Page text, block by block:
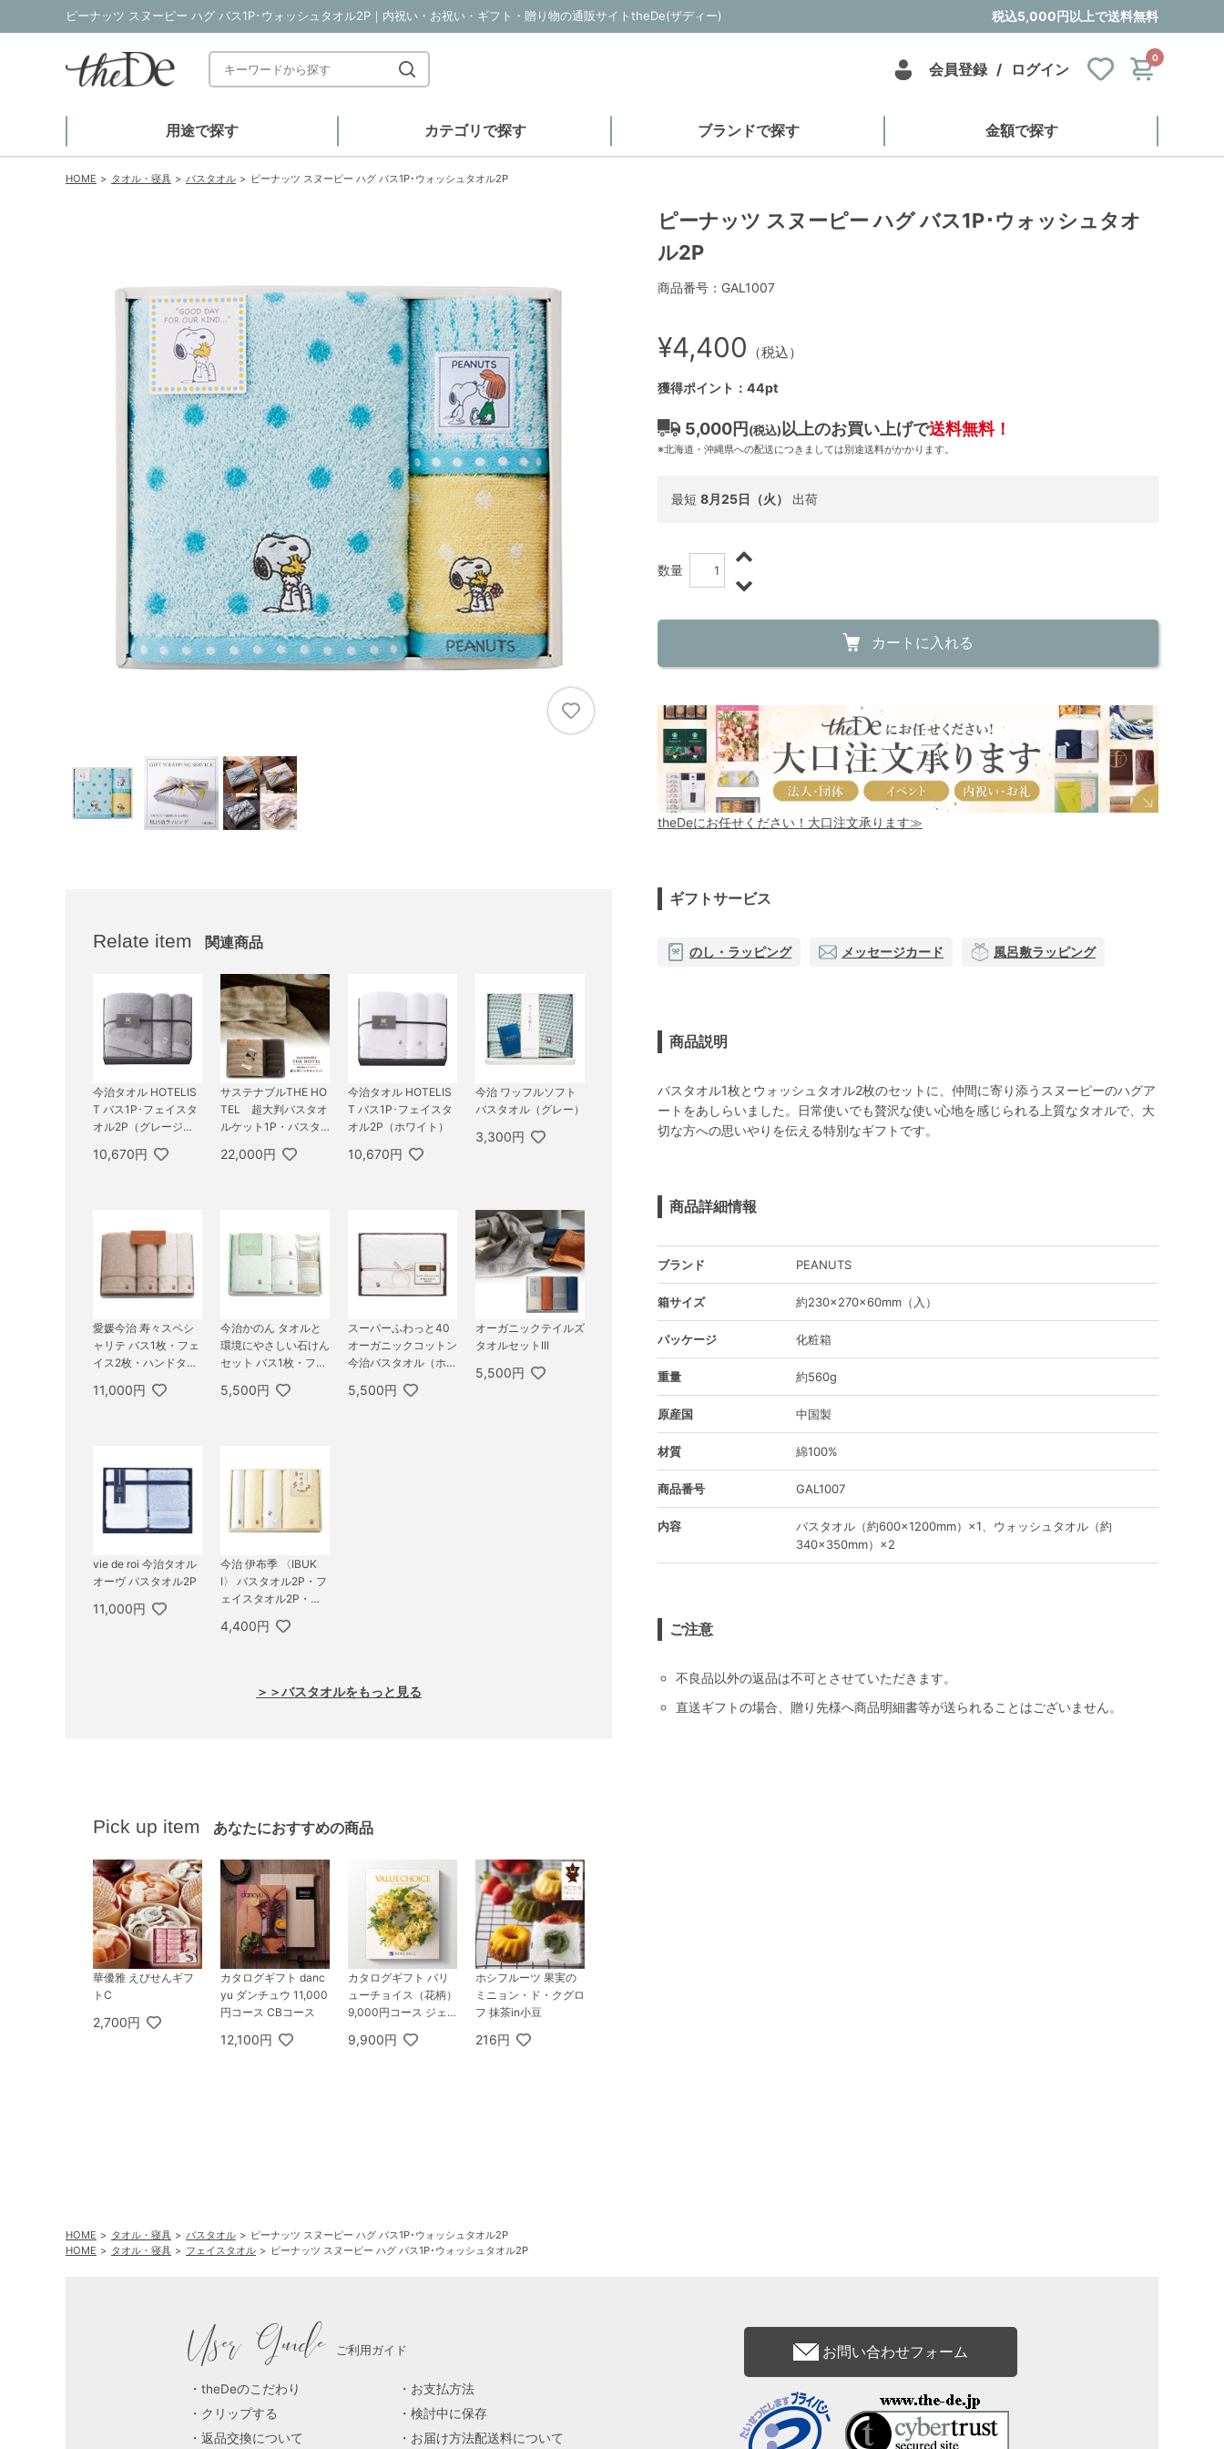
ピーナッツ スヌーピー ハグ バス1P･ウォッシュタオル2P｜内祝い・お祝い・ギフト・贈り物の通販サイトtheDe(ザディー) 税込5,000円以上で送料無料
会員登録 / ログイン
0
用途で探す カテゴリで探す ブランドで探す 金額で探す
HOME タオル・寝具 バスタオル ピーナッツ スヌーピー ハグ バス1P･ウォッシュタオル2P
Relate item 関連商品
今治タオル HOTELIS
T バス1P･フェイスタ
オル2P（グレージ
10,670円
サステナブルTHE HO
TEL 超大判バスタオ
ルケット1P・バスタ
22,000円
今治タオル HOTELIS
T バス1P･フェイスタ
オル2P（ホワイト）
10,670円
今治 ワッフルソフト
バスタオル（グレー）
3,300円
愛媛今治 寿々スペシ
ャリテ バス1枚・フェ
イス2枚・ハンドタオ
11,000円
今治かのん タオルと
環境にやさしい石けん
セット バス1枚・フェ
綿ボディタオル1枚・
5,500円
スーパーふわっと40
オーガニックコットン
今治バスタオル（ホワ
5,500円
オーガニックテイルズ
タオルセットIII
5,500円
vie de roi 今治タオル
オーヴ バスタオル2P
11,000円
今治 伊布季 〈IBUK
I〉 バスタオル2P・フ
ェイスタオル2P・ハ
4,400円
＞＞バスタオルをもっと見る
Pick up item あなたにおすすめの商品
華優雅 えびせんギフ
トC
2,700円
カタログギフト danc
yu ダンチュウ 11,000
円コース CBコース
12,100円
カタログギフト バリ
ューチョイス（花柄）
9,000円コース ジェ
9,900円
ホシフルーツ 果実の
ミニョン・ド・クグロ
フ 抹茶in小豆
216円
ピーナッツ スヌーピー ハグ バス1P･ウォッシュタオ
ル2P
商品番号：GAL1007
¥4,400 （税込）
獲得ポイント：44pt
5,000円 (税込) 以上のお買い上げで送料無料！
※北海道・沖縄県への配送につきましては別途送料がかかります。
最短 8月25日（火） 出荷
数量
カートに入れる
theDeにお任せください！大口注文承ります≫
ギフトサービス
のし・ラッピング メッセージカード 風呂敷ラッピング
商品説明
バスタオル1枚とウォッシュタオル2枚のセットに、仲間に寄り添うスヌーピーのハグア
ートをあしらいました。日常使いでも贅沢な使い心地を感じられる上質なタオルで、大
切な方への思いやりを伝える特別なギフトです。
商品詳細情報
ブランド PEANUTS
箱サイズ 約230×270×60mm（入）
パッケージ 化粧箱
重量 約560g
原産国 中国製
材質 綿100%
商品番号 GAL1007
内容
バスタオル（約600×1200mm）×1、ウォッシュタオル（約
340×350mm）×2
ご注意
不良品以外の返品は不可とさせていただきます。
直送ギフトの場合、贈り先様へ商品明細書等が送られることはございません。
HOME タオル・寝具 バスタオル
ピーナッツ スヌーピー ハグ バス1P･ウォッシュタオル2P
HOME
タオル・寝具 フェイスタオル ピーナッツ スヌーピー ハグ バス1P･ウォッシュタオル2P
User Guide ご利用ガイド
theDeのこだわり
お支払方法
クリップする
検討中に保存
返品交換について
お届け方法配送料について
お問い合わせフォーム